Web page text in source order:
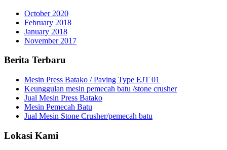
October 2020
February 2018
January 2018
November 2017
Berita Terbaru
Mesin Press Batako / Paving Type EJT 01
Keunggulan mesin pemecah batu /stone crusher
Jual Mesin Press Batako
Mesin Pemecah Batu
Jual Mesin Stone Crusher/pemecah batu
Lokasi Kami